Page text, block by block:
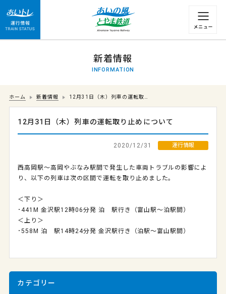
運行情報 列車の遅れ情報等についてはこちら
新着情報
INFORMATION
ホーム 新着情報 12月31日（木）列車の運転取…
12月31日（木）列車の運転取り止めについて
2020/12/31 運行情報
西高岡駅～高岡やぶなみ駅間で発生した車両トラブルの影響によ
り、以下の列車は次の区間で運転を取り止めました。
＜下り＞
･441M 金沢駅12時06分発 泊 駅行き（富山駅～泊駅間）
＜上り＞
･558M 泊 駅14時24分発 金沢駅行き（泊駅～富山駅間）
カテゴリー